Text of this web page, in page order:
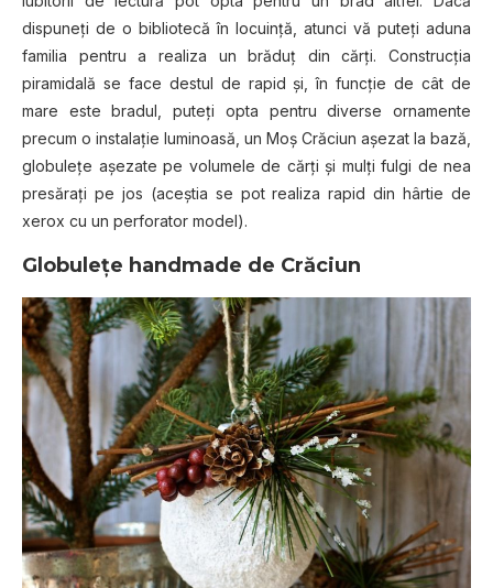
dispuneţi de o bibliotecă în locuinţă, atunci vă puteţi aduna
familia pentru a realiza un brăduţ din cărţi. Construcţia
piramidală se face destul de rapid şi, în funcţie de cât de
mare este bradul, puteţi opta pentru diverse ornamente
precum o instalaţie luminoasă, un Moş Crăciun aşezat la bază,
globuleţe aşezate pe volumele de cărţi şi mulţi fulgi de nea
presăraţi pe jos (aceştia se pot realiza rapid din hârtie de
xerox cu un perforator model).
Globuleţe handmade de Crăciun